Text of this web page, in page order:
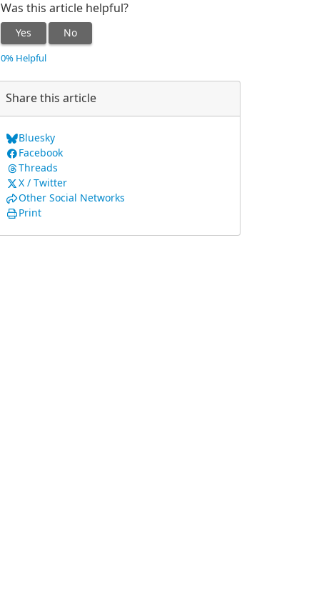
Was this article helpful?
Yes No
0% Helpful
Share this article
Bluesky
Facebook
Threads
X / Twitter
Other Social Networks
Print